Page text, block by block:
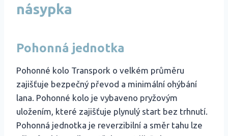
násypka
Pohonná jednotka
Pohonné kolo Transpork o velkém průměru
zajišťuje bezpečný převod a minimální ohýbání
lana. Pohonné kolo je vybaveno pryžovým
uložením, které zajišťuje plynulý start bez trhnutí.
Pohonná jednotka je reverzibilní a směr tahu lze